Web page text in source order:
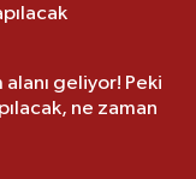
geliyor! Peki
ne zaman